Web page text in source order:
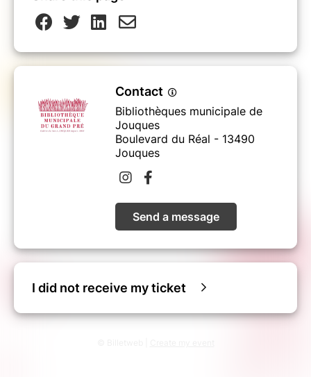
Contact
Bibliothèques municipale de
Jouques
Boulevard du Réal - 13490
Jouques
Send a message
I did not receive my ticket